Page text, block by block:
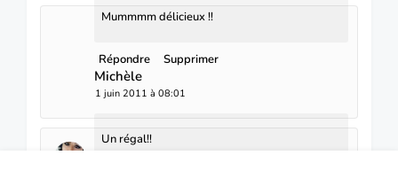
Mummmm délicieux !!
Répondre Supprimer
Michèle
1 juin 2011 à 08:01
Un régal!!